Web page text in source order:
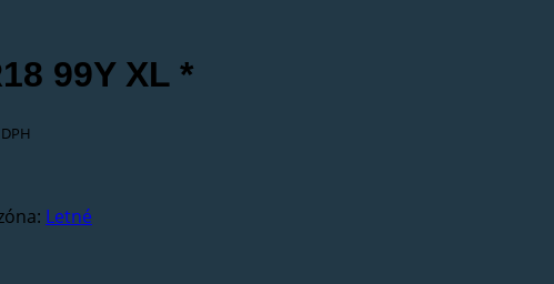
99Y XL *
Letné